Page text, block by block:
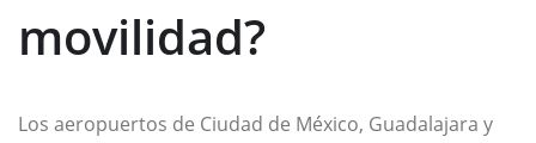
movilidad?
Los aeropuertos de Ciudad de México, Guadalajara y